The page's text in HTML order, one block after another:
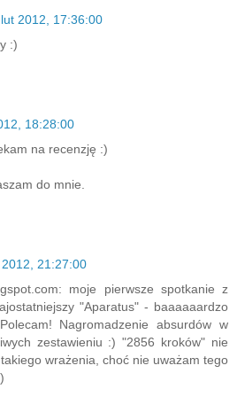
2012, 17:36:00
:)
18:28:00
na recenzję :)
do mnie.
21:27:00
moje pierwsze spotkanie z
"Aparatus" - baaaaaardzo
Nagromadzenie absurdów w
zestawieniu :) "2856 kroków" nie
wrażenia, choć nie uważam tego